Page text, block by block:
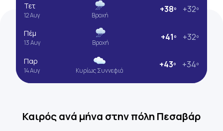
Τετ
12 Αυγ Βροχή
+38º +32º
Πέμ
13 Αυγ Βροχή
+41º +32º
Παρ
14 Αυγ Κυρίως Συννεφιά
+43º +34º
Καιρός ανά μήνα στην πόλη Πεσαβάρ